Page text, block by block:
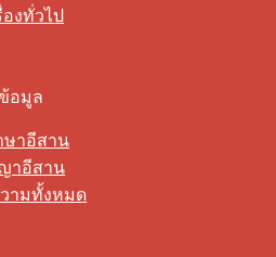
องทั่วไป
อมูล
ษาอีสาน
าอีสาน
ามทั้งหมด